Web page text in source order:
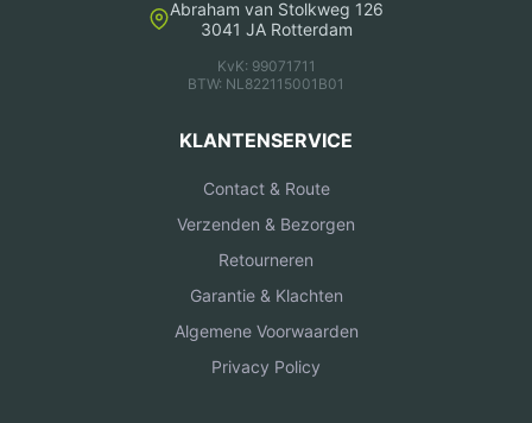
Abraham van Stolkweg 126
3041 JA Rotterdam
KvK: 99071711
BTW: NL822115001B01
KLANTENSERVICE
Contact & Route
Verzenden & Bezorgen
Retourneren
Garantie & Klachten
Algemene Voorwaarden
Privacy Policy